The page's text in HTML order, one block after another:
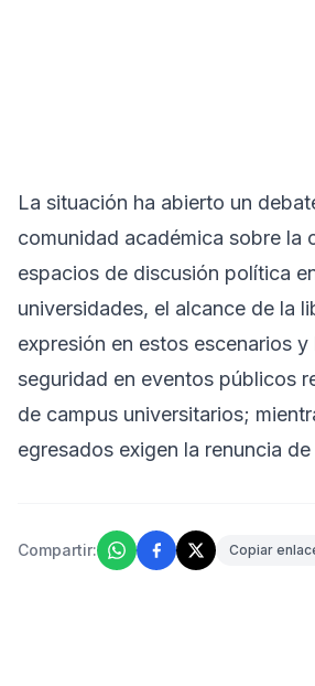
La situación ha abierto un
comunidad académica sobre la
espacios de discusión política
universidades, el alcance de la
expresión en estos escenarios
seguridad en eventos públicos
de campus universitarios;
egresados exigen la renuncia
Compartir: Copiar